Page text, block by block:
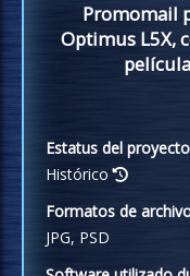
Promomail
Optimus L5X,
Estatus del
Histórico
Formatos de
JPG, PSD